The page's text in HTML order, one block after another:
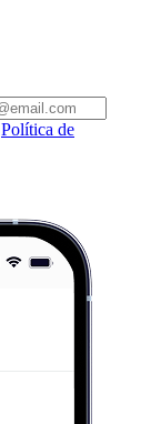
Política de